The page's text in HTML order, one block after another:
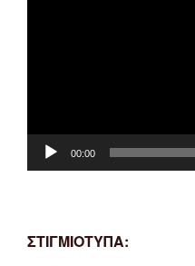
00:00
ΣΤΙΓΜΙΟΤΥΠΑ: